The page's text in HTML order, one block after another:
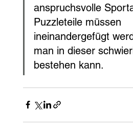
anspruchsvolle
Puzzleteile müssen
ineinandergefügt
man in dieser
bestehen kann.